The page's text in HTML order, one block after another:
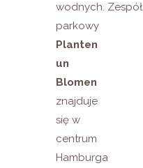
wodnych. Zespół
parkowy
Planten
un
Blomen
znajduje
się w
centrum
Hamburga